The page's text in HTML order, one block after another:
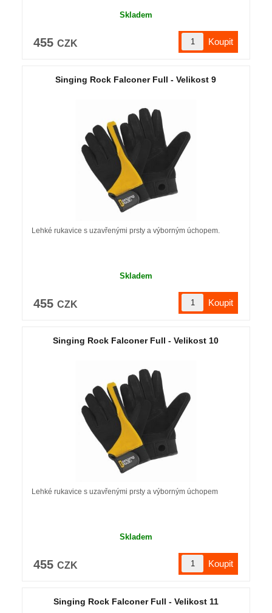
Skladem
455 CZK
Singing Rock Falconer Full - Velikost 9
Lehké rukavice s uzavřenými prsty a výborným úchopem.
Skladem
455 CZK
Singing Rock Falconer Full - Velikost 10
Lehké rukavice s uzavřenými prsty a výborným úchopem
Skladem
455 CZK
Singing Rock Falconer Full - Velikost 11